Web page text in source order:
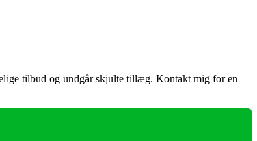
tilbud og undgår skjulte tillæg. Kontakt mig for en